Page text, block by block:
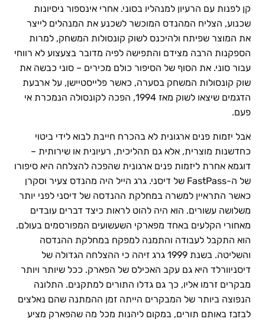
קן לפנות עם הרעיון למנהליו בסוני. אחרי אינספור ניסיונות
שכנוע, הצליח המהנדס המוכשר לשכנע את המנהלים לייצר
את המוצר שפיתח ולהיכנס לשוק קונסולות המשחק, למרות
הספקנות הרבה מצידם והתפישה לפיה מדובר בצעצוע לא רווחי
עבור סוני. את הסוף של הסיפור כולם מכירים – סוני כבשה את
שוק קונסולות המשחק בסערה, כאשר פלייסטיישן, על ארבעת
הדגמים שיצאו לשוק מאז 1994, הפכה לקונסולה הנמכרת אי
פעם.
אבל יזמות פנים ארגונית לא בהכרח חייבת לבוא לידי ביטוי
כחדשנות מוצרית, אלא גם תהליכית, רעיונית או שירותית –
דוגמא אחרת ליזמות פנים ארגונית שהפכה להצלחה היא סיפורו
של ה-FastPass של דיסני. גרג הייל היה מהנדס צעיר וסקרן
כאשר התראיין למשרה במחלקת ההנדסה של דיסני לפני יותר
משלושה עשורים. הוא היה להוט לראות כיצד דברים עובדים
מאחורי הקלעים באחד מפארקי השעשועים המפורסמים בעולם.
הוא התקבל לעבודה והתמנה למפקח במחלקת ההנדסה
והשליטה. בשנת 1999 גרג זיהה כי ההצלחה הגדולה של
דיסניוורלד היא גם עקב האכילס של הפארק. ככל שיותר ויותר
מבקרים זרמו אליו, כך גם גדלו התורים למתקנים. התלונה
הנפוצה ביותר של המבקרים הייתה זמן ההמתנה שהם נאלצים
לבזבז באותם תורים, במקום ליהנות מכל מה שהפארק מציע